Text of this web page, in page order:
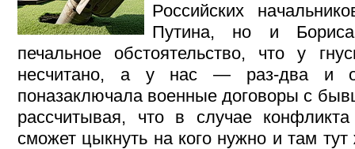
Российских
Путина, но и
печальное обстоятельство, что у
несчитано, а у нас — раз-два и
поназаключала военные договоры с
рассчитывая, что в случае
сможет цыкнуть на кого нужно и там